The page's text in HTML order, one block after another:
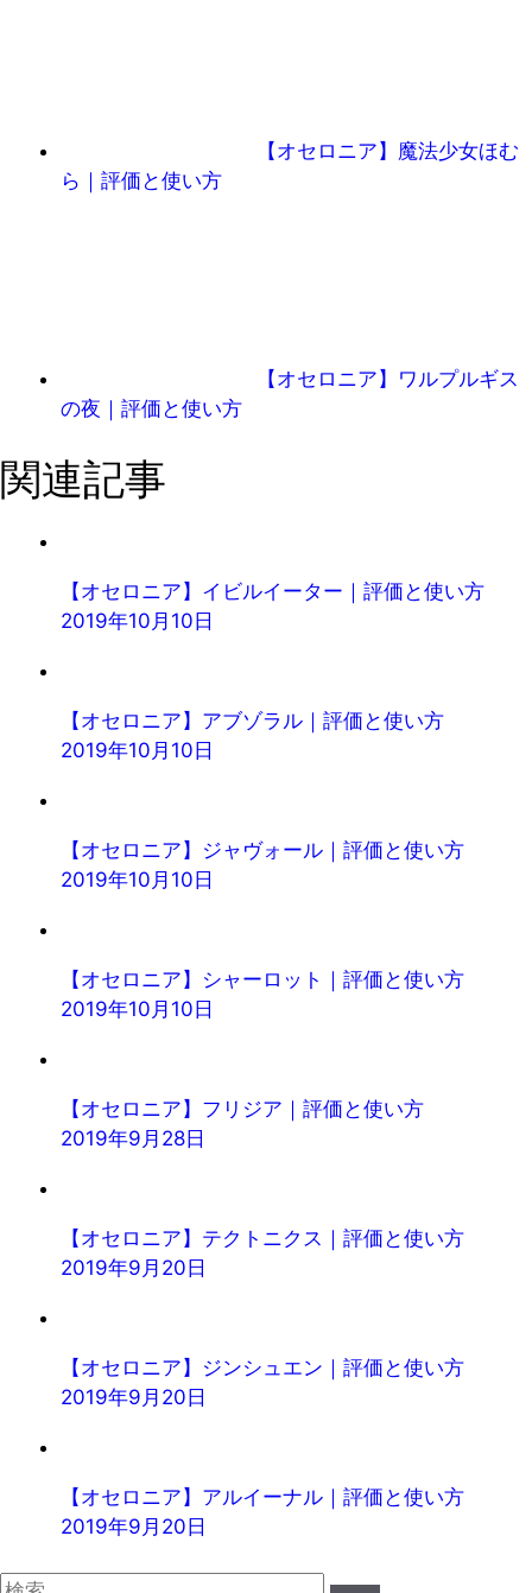
【オセロニア】魔法少女ほむ
ら｜評価と使い方
【オセロニア】ワルプルギス
の夜｜評価と使い方
関連記事
【オセロニア】イビルイーター｜評価と使い方
2019年10月10日
【オセロニア】アブゾラル｜評価と使い方
2019年10月10日
【オセロニア】ジャヴォール｜評価と使い方
2019年10月10日
【オセロニア】シャーロット｜評価と使い方
2019年10月10日
【オセロニア】フリジア｜評価と使い方
2019年9月28日
【オセロニア】テクトニクス｜評価と使い方
2019年9月20日
【オセロニア】ジンシュエン｜評価と使い方
2019年9月20日
【オセロニア】アルイーナル｜評価と使い方
2019年9月20日